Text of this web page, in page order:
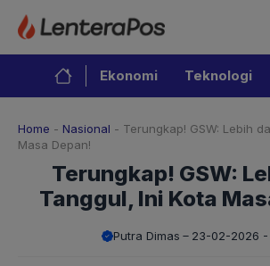
Langsung
isi
Ekonomi Teknologi
Home - Nasional - Terungkap! GSW: Lebih
Masa Depan!
Terungkap! GSW:
Tanggul, Ini Kota
Putra Dimas 23-02-2026 -